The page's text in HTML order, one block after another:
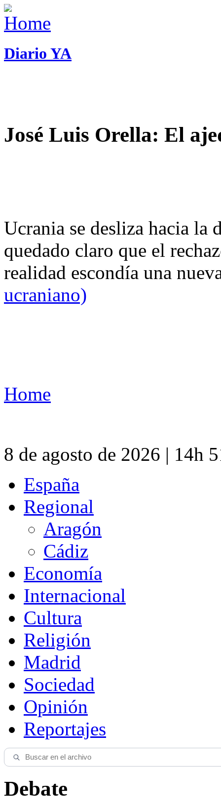
Diario YA
José Luis Orella: El
Ucrania se desliza hacia
quedado claro que el
realidad escondía una
ucraniano)
Home
8 de agosto de 2026 | 14h
España
Regional
Aragón
Cádiz
Economía
Internacional
Cultura
Religión
Madrid
Sociedad
Opinión
Reportajes
Debate